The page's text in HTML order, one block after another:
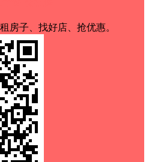
房子、找好店、抢优惠。